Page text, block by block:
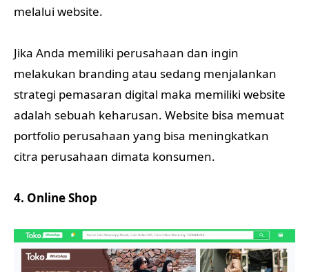
melalui website.
Jika Anda memiliki perusahaan dan ingin
melakukan branding atau sedang menjalankan
strategi pemasaran digital maka memiliki website
adalah sebuah keharusan. Website bisa memuat
portfolio perusahaan yang bisa meningkatkan
citra perusahaan dimata konsumen.
4. Online Shop